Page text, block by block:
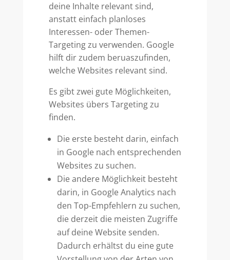
deine Inhalte relevant sind,
anstatt einfach planloses
Interessen- oder Themen-
Targeting zu verwenden. Google
hilft dir zudem beruaszufinden,
welche Websites relevant sind.
Es gibt zwei gute Möglichkeiten,
Websites übers Targeting zu
finden.
Die erste besteht darin, einfach
in Google nach entsprechenden
Websites zu suchen.
Die andere Möglichkeit besteht
darin, in Google Analytics nach
den Top-Empfehlern zu suchen,
die derzeit die meisten Zugriffe
auf deine Website senden.
Dadurch erhältst du eine gute